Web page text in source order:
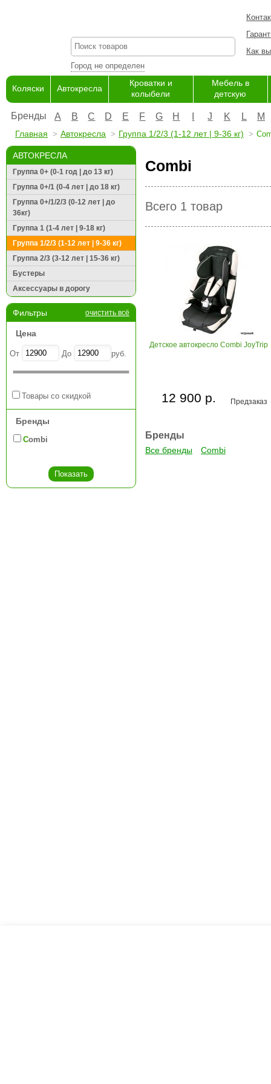
Город не определен
Как
Коляски Автокресла
Кроватки и
колыбели
Мебель в
детскую
Бренды A B C D E F G H J K L M
Главная Автокресла Группа 1/2/3 (1-12 лет | 9-36 кг)
АВТОКРЕСЛА
Группа 0+ (0-1 год | до 13 кг)
Группа 0+/1 (0-4 лет | до 18 кг)
Группа 0+/1/2/3 (0-12 лет | до
36кг)
Группа 1 (1-4 лет | 9-18 кг)
Группа 1/2/3 (1-12 лет | 9-36 кг)
Группа 2/3 (3-12 лет | 15-36 кг)
Бустеры
Аксессуары в дорогу
Фильтры очистить всё
Цена
От До руб.
Товары со скидкой
Бренды
Combi
Combi
Всего 1 товар
Детское автокресло Combi JoyTrip
Предзаказ
12 900 р.
Бренды
Все бренды Combi